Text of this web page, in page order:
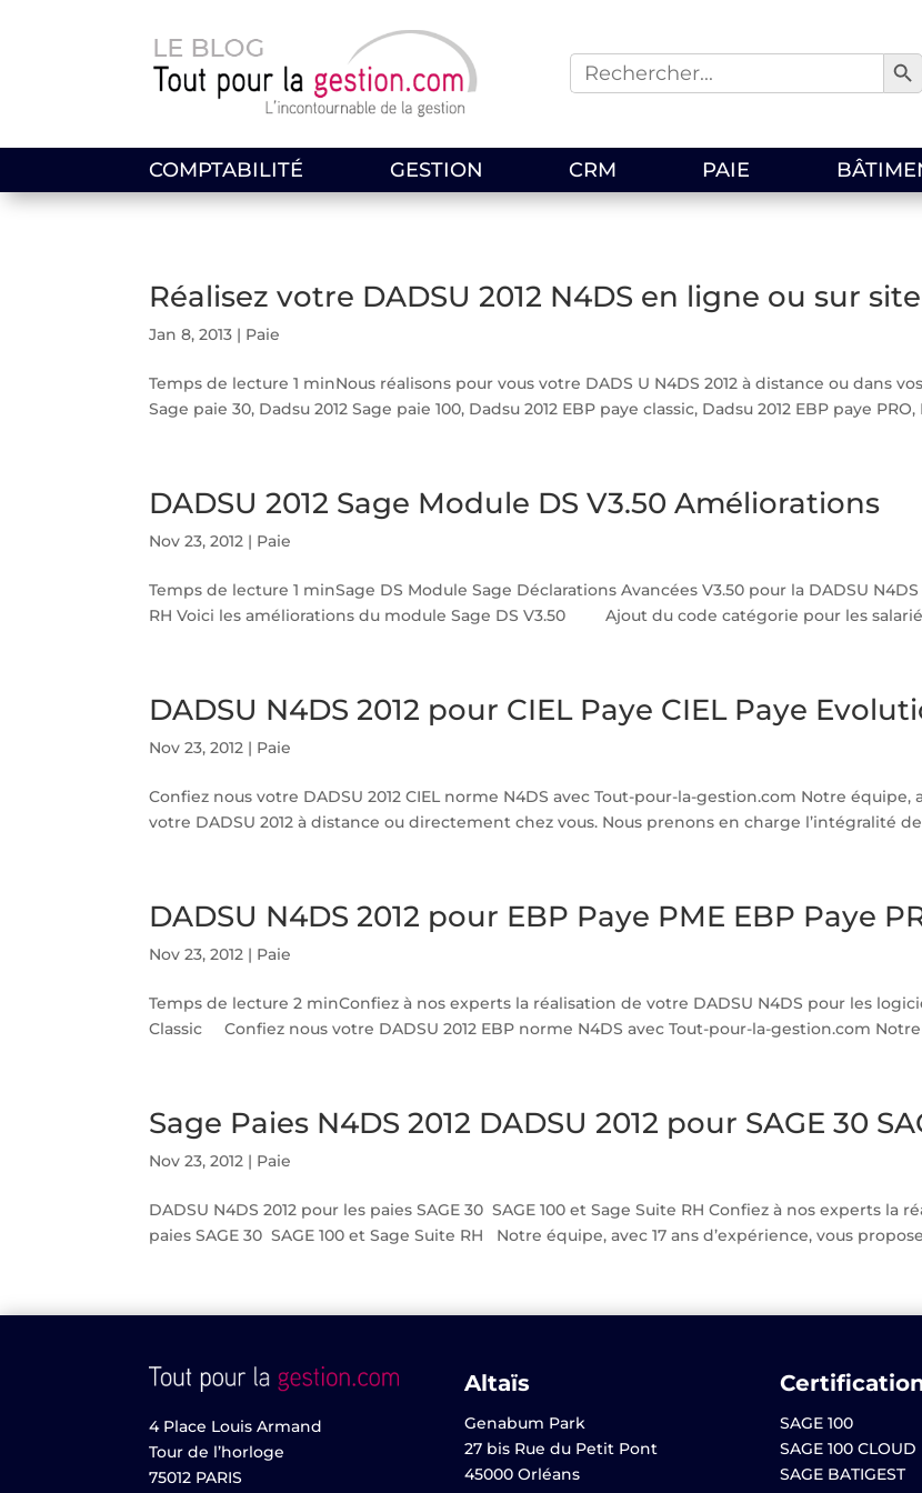
Search
for:
Search
COMPTABILITÉ GESTION CRM PAIE
Réalisez votre DADSU 2012 N4DS en ligne ou sur site
Jan 8, 2013 | Paie
Temps de lecture 1 minNous réalisons pour vous votre DADS U N4DS 2012 à distance ou dans
Sage paie 30, Dadsu 2012 Sage paie 100, Dadsu 2012 EBP paye classic, Dadsu 2012 EBP paye
DADSU 2012 Sage Module DS V3.50 Améliorations
Nov 23, 2012 | Paie
Temps de lecture 1 minSage DS Module Sage Déclarations Avancées V3.50 pour la DADSU
RH Voici les améliorations du module Sage DS V3.50 Ajout du code catégorie pour les
DADSU N4DS 2012 pour CIEL Paye CIEL Paye
Nov 23, 2012 | Paie
Confiez nous votre DADSU 2012 CIEL norme N4DS avec Tout-pour-la-gestion.com Notre équipe,
votre DADSU 2012 à distance ou directement chez vous. Nous prenons en charge l’intégralité
DADSU N4DS 2012 pour EBP Paye PME EBP Paye
Nov 23, 2012 | Paie
Temps de lecture 2 minConfiez à nos experts la réalisation de votre DADSU N4DS pour les
Classic Confiez nous votre DADSU 2012 EBP norme N4DS avec Tout-pour-la-gestion.com Notre
Sage Paies N4DS 2012 DADSU 2012 pour SAGE 30
Nov 23, 2012 | Paie
DADSU N4DS 2012 pour les paies SAGE 30 SAGE 100 et Sage Suite RH Confiez à nos experts
paies SAGE 30 SAGE 100 et Sage Suite RH Notre équipe, avec 17 ans d’expérience, vous
4 Place Louis Armand
Tour de l’horloge
75012 PARIS
Altaïs
Genabum Park
27 bis Rue du Petit Pont
45000 Orléans
SAGE 100
SAGE 100 CLOUD
SAGE BATIGEST